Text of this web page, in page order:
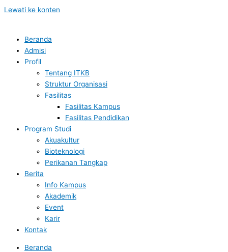
Lewati ke konten
Beranda
Admisi
Profil
Tentang ITKB
Struktur Organisasi
Fasilitas
Fasilitas Kampus
Fasilitas Pendidikan
Program Studi
Akuakultur
Bioteknologi
Perikanan Tangkap
Berita
Info Kampus
Akademik
Event
Karir
Kontak
Beranda